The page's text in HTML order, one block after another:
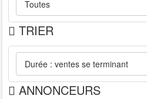
TRIER
ANNONCEURS